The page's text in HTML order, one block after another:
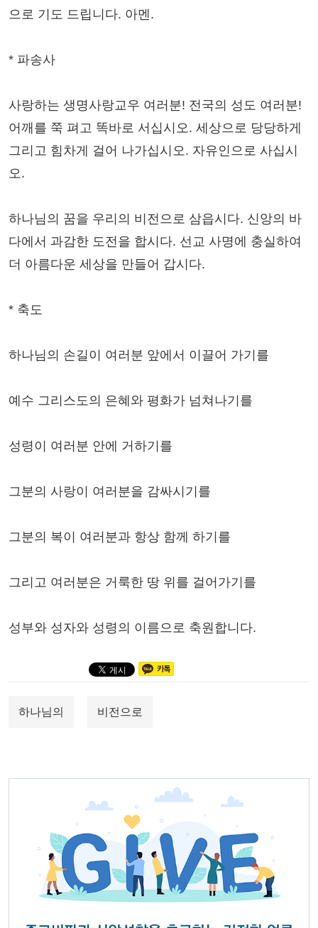
으로 기도 드립니다. 아멘.
* 파송사
사랑하는 생명사랑교우 여러분! 전국의 성도 여러분!
어깨를 쭉 펴고 똑바로 서십시오. 세상으로 당당하게
그리고 힘차게 걸어 나가십시오. 자유인으로 사십시
오.
하나님의 꿈을 우리의 비전으로 삼읍시다. 신앙의 바
다에서 과감한 도전을 합시다. 선교 사명에 충실하여
더 아름다운 세상을 만들어 갑시다.
* 축도
하나님의 손길이 여러분 앞에서 이끌어 가기를
예수 그리스도의 은혜와 평화가 넘쳐나기를
성령이 여러분 안에 거하기를
그분의 사랑이 여러분을 감싸시기를
그분의 복이 여러분과 항상 함께 하기를
그리고 여러분은 거룩한 땅 위를 걸어가기를
성부와 성자와 성령의 이름으로 축원합니다.
하나님의 비전으로